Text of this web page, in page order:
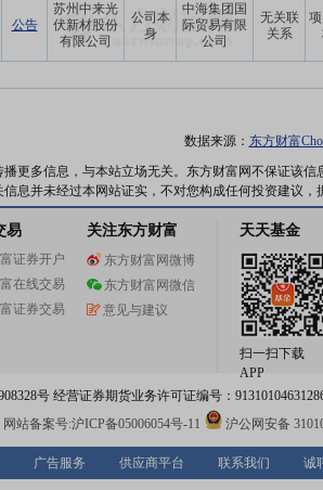
公告
苏州中来光
伏新材股份
有限公司
公司本
身
中海集团国
际贸易有限
公司
无关联
关系
数据来源： 东方财富
更多信息，与本站立场无关。东方财富网不保证该
息并未经过本网站证实，不对您构成任何投资建议，
易
证券开户
在线交易
证券交易
关注东方财富
东方财富网微博
东方财富网微信
意见与建议
天天基金
扫一扫下载
APP
号 经营证券期货业务许可证编号：
网站备案号:沪ICP备05006054号-11 沪公网安备
广告服务 供应商平台 联系我们 诚